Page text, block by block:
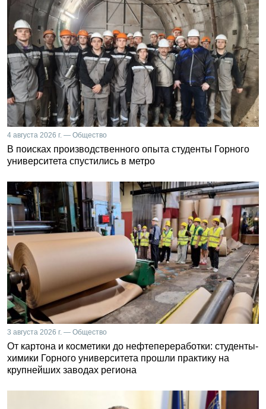
4 августа 2026 г. — Общество
В поисках производственного опыта студенты Горного
университета спустились в метро
3 августа 2026 г. — Общество
От картона и косметики до нефтепереработки: студенты-
химики Горного университета прошли практику на
крупнейших заводах региона